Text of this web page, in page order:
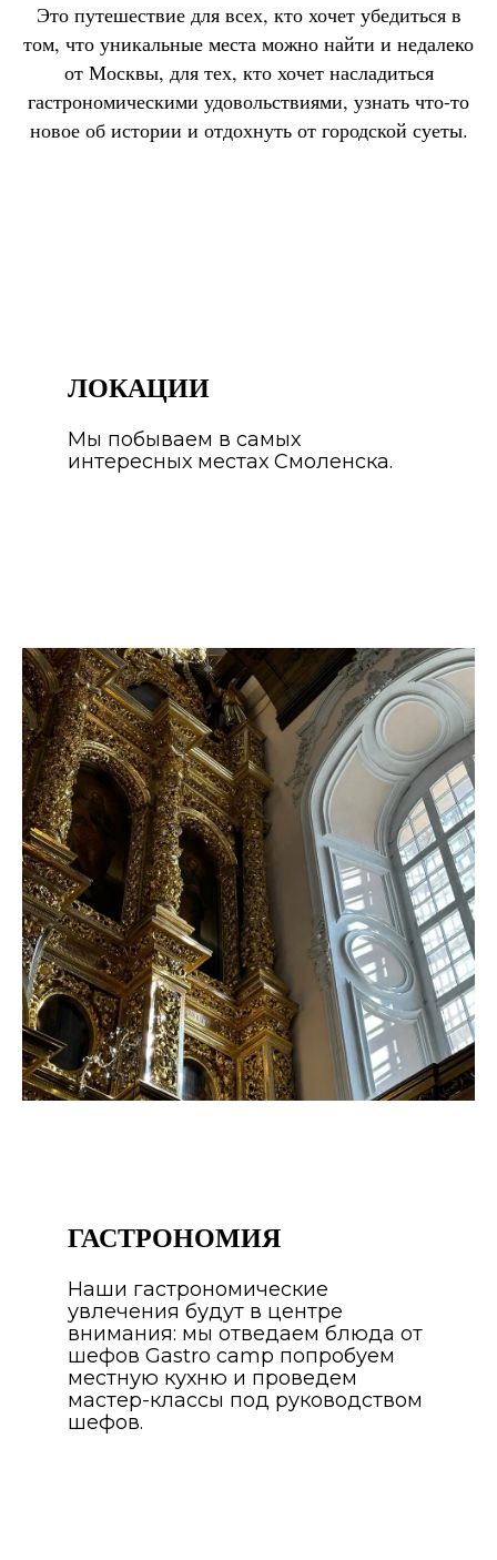
Это путешествие для всех, кто хочет убедиться в
том, что уникальные места можно найти и недалеко
от Москвы, для тех, кто хочет насладиться
гастрономическими удовольствиями, узнать что-то
новое об истории и отдохнуть от городской суеты.
ЛОКАЦИИ
Мы побываем в самых
интересных местах Смоленска.
ГАСТРОНОМИЯ
Наши гастрономические
увлечения будут в центре
внимания: мы отведаем блюда от
шефов Gastro camp попробуем
местную кухню и проведем
мастер-классы под руководством
шефов.